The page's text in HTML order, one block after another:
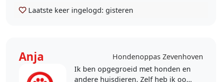
Laatste keer ingelogd: gisteren
Anja Hondenoppas Zevenhoven
Ik ben opgegroeid met honden en
andere huisdieren. Zelf heb ik ook